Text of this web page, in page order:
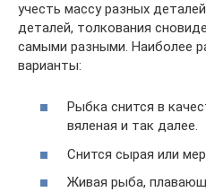
учесть массу разных
деталей, толкования
самыми разными. Наиболее
варианты:
Рыбка снится в
вяленая и так далее.
Снится сырая или
Живая рыба,